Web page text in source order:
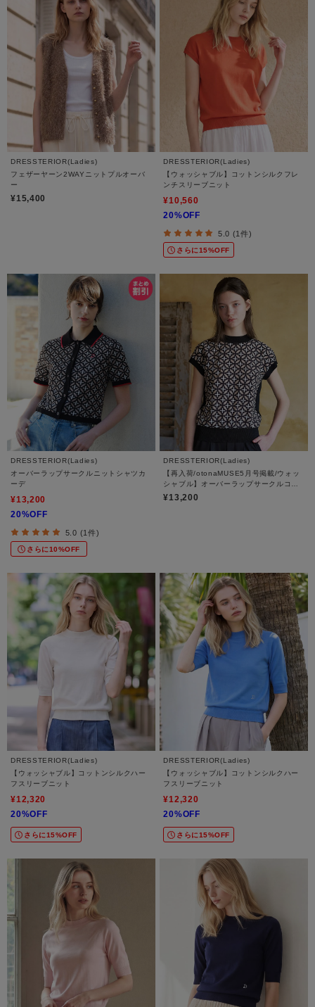
DRESSTERIOR(Ladies)
フェザーヤーン2WAYニットプルオーバ
ー
¥15,400
DRESSTERIOR(Ladies)
【ウォッシャブル】コットンシルクフレ
ンチスリーブニット
¥10,560
20%OFF
5.0 (1件)
さらに15%OFF
DRESSTERIOR(Ladies)
オーバーラップサークルニットシャツカ
ーデ
¥13,200
20%OFF
5.0 (1件)
さらに10%OFF
DRESSTERIOR(Ladies)
【再入荷/otonaMUSE5月号掲載/ウォッ
シャブル】オーバーラップサークルコン
ビフレンチニット
¥13,200
DRESSTERIOR(Ladies)
【ウォッシャブル】コットンシルクハー
フスリーブニット
¥12,320
20%OFF
さらに15%OFF
DRESSTERIOR(Ladies)
【ウォッシャブル】コットンシルクハー
フスリーブニット
¥12,320
20%OFF
さらに15%OFF